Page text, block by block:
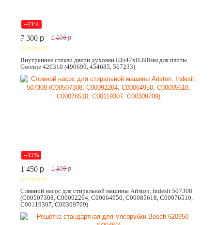
--21%
7 300 p 6 000 p
Внутреннее стекло двери духовки Ш547хВ398мм для плиты
Gorenje 420310 (490699, 454685, 567233)
--11%
1 450 p 1 300 p
Сливной насос для стиральной машины Ariston, Indesit 507308
(C00507308, C00092264, C00064950, C00085618, C00076510,
C00119307, C00309709)